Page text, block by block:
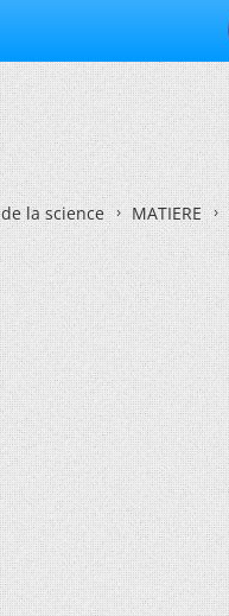
la science MATIERE